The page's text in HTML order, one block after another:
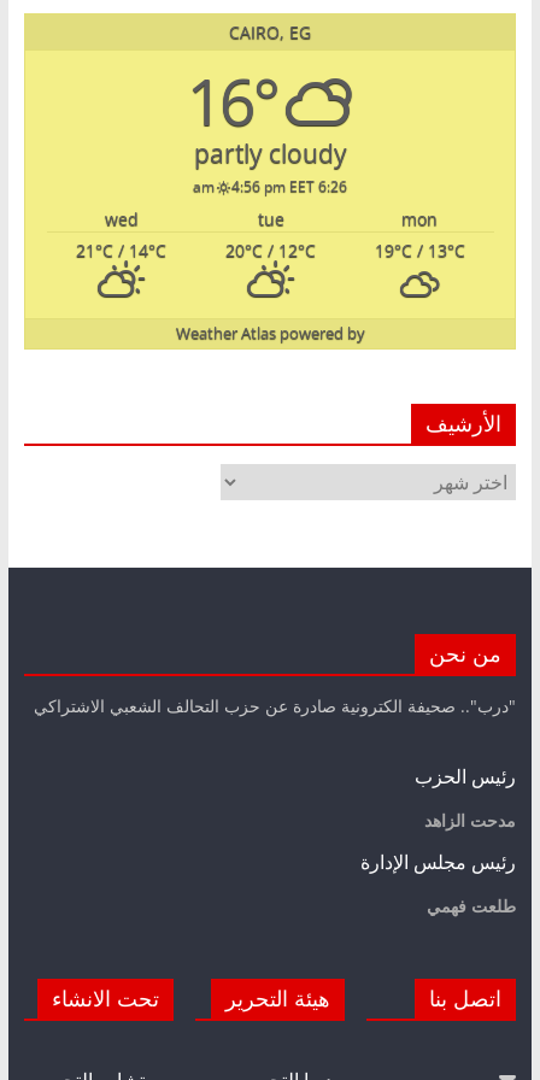
CAIRO, EG
16°
partly cloudy
6:26 am
4:56 pm EET
mon
tue
wed
19°C/ 13°C
20°C / 12°C
21°C / 14°C
powered by
Weather Atlas
الأرشيف
الأرشيف
من نحن
"درب".. صحيفة الكترونية صادرة عن حزب التحالف الشعبي الاشتراكي
رئيس الحزب
مدحت الزاهد
رئيس مجلس الإدارة
طلعت فهمي
اتصل بنا هيئة التحرير تحت الانشاء